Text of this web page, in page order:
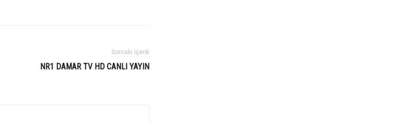
Sonraki İçerik
NR1 DAMAR TV HD CANLI YAYIN